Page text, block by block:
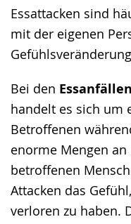
Essattacken sind
mit der eigenen
Bei den
handelt es sich um
Betroffenen
enorme Mengen
betroffenen
Attacken das
verloren zu haben.